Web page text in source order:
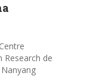
Research de